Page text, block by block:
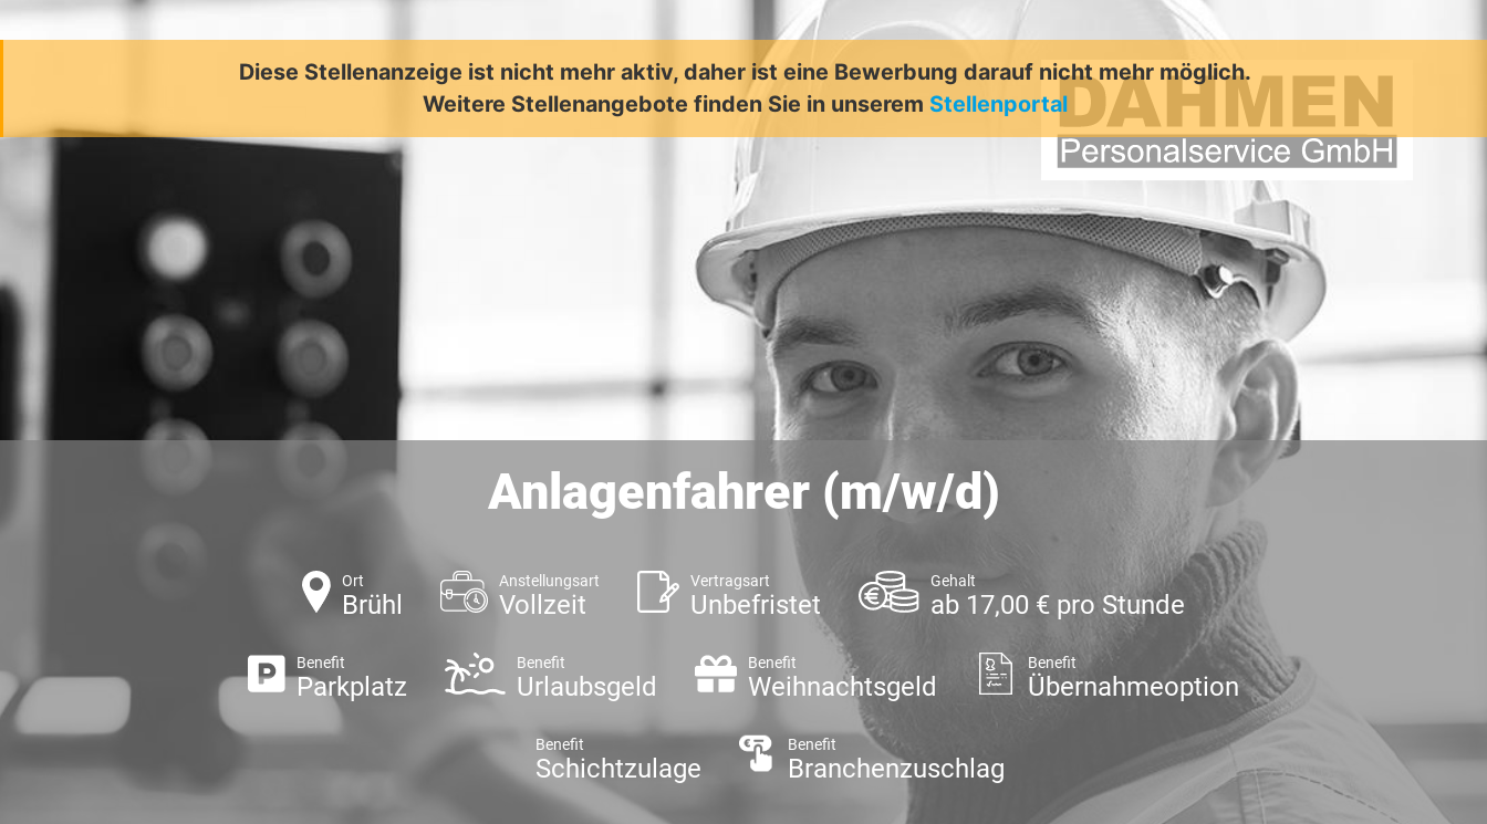
Diese Stellenanzeige ist nicht mehr aktiv, daher ist eine Bewerbung darauf nicht mehr möglich.
Weitere Stellenangebote finden Sie in unserem Stellenportal
Anlagenfahrer (m/w/d)
Ort
Brühl
Anstellungsart
Vollzeit
Vertragsart
Unbefristet
Gehalt
ab 17,00 € pro Stunde
Benefit
Parkplatz
Benefit
Urlaubsgeld
Benefit
Weihnachtsgeld
Benefit
Übernahmeoption
Benefit
Schichtzulage
Benefit
Branchenzuschlag